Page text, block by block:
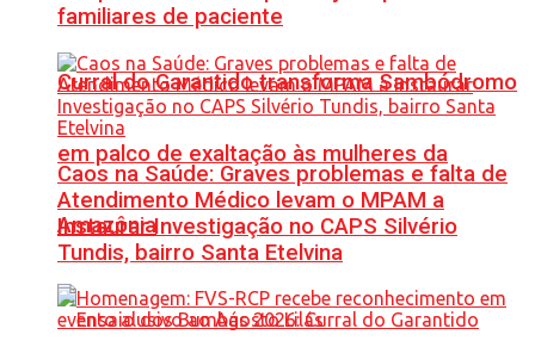
Curral do Garantido transforma Sambódromo
em palco de exaltação às mulheres da
Amazônia
familiares de paciente
Caos na Saúde: Graves problemas e falta de
Atendimento Médico levam o MPAM a
Instaurar Investigação no CAPS Silvério
Tundis, bairro Santa Etelvina